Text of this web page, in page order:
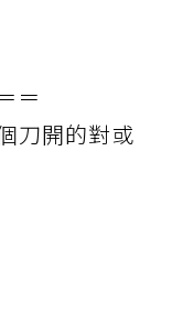
＝
刀開的對或